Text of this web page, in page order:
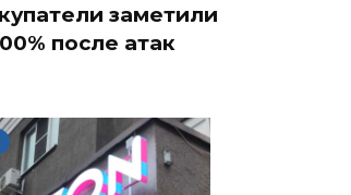
заметили
после атак